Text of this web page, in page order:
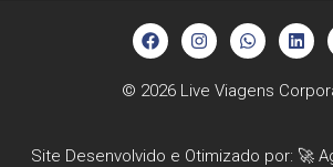
F
a
c
b
I
n
s
a
m
W
h
a
s
L
i
n
e
n
© 2026 Live Viagens
Site Desenvolvido e Otimizado por: 🚀